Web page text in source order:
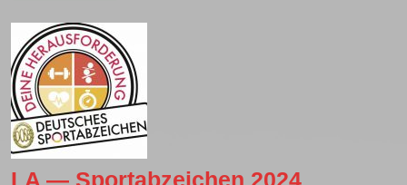
LA — Sportabzeichen 2024